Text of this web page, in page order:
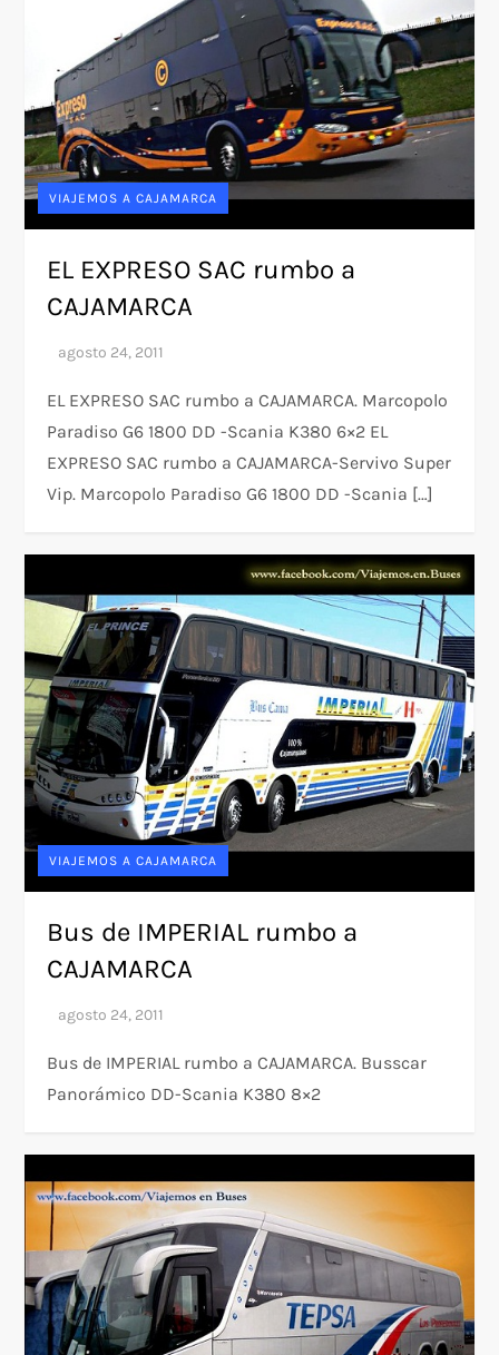
VIAJEMOS A CAJAMARCA
EL EXPRESO SAC rumbo a
CAJAMARCA
EL EXPRESO SAC rumbo a CAJAMARCA. Marcopolo
Paradiso G6 1800 DD -Scania K380 6×2 EL
EXPRESO SAC rumbo a CAJAMARCA-Servivo Super
Vip. Marcopolo Paradiso G6 1800 DD -Scania […]
VIAJEMOS A CAJAMARCA
Bus de IMPERIAL rumbo a
CAJAMARCA
Bus de IMPERIAL rumbo a CAJAMARCA. Busscar
Panorámico DD-Scania K380 8×2